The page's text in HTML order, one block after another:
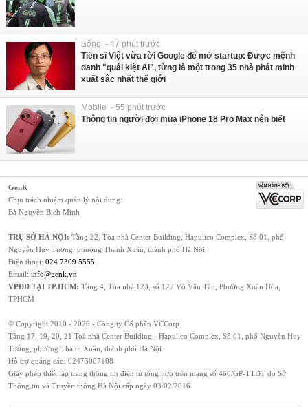
Sống - 47 phút trước
Tiến sĩ Việt vừa rời Google để mở startup: Được mệnh
danh "quái kiệt AI", từng là một trong 35 nhà phát minh
xuất sắc nhất thế giới
Mobile - 55 phút trước
Thông tin người đợi mua iPhone 18 Pro Max nên biết
GenK
Chịu trách nhiệm quản lý nội dung:
Bà Nguyễn Bích Minh
TRỤ SỞ HÀ NỘI: Tầng 22, Tòa nhà Center Building, Hapulico Complex, Số 01, phố
Nguyễn Huy Tưởng, phường Thanh Xuân, thành phố Hà Nội
Điện thoại: 024 7309 5555
Email: info@genk.vn
VPĐD TẠI TP.HCM: Tầng 4, Tòa nhà 123, số 127 Võ Văn Tần, Phường Xuân Hòa,
TPHCM
© Copyright 2010 - 2026 - Công ty Cổ phần VCCorp
Tầng 17, 19, 20, 21 Toà nhà Center Building - Hapulico Complex, Số 01, phố Nguyễn Huy
Tưởng, phường Thanh Xuân, thành phố Hà Nội
Hỗ trợ quảng cáo: 02473007108
Giấy phép thiết lập trang thông tin điện tử tổng hợp trên mạng số 460/GP-TTĐT do Sở
Thông tin và Truyền thông Hà Nội cấp ngày 03/02/2016